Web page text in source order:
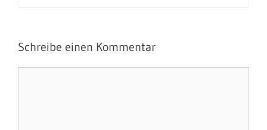
Schreibe einen Kommentar